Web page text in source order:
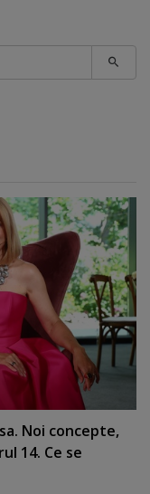
Noi concepte,
14. Ce se